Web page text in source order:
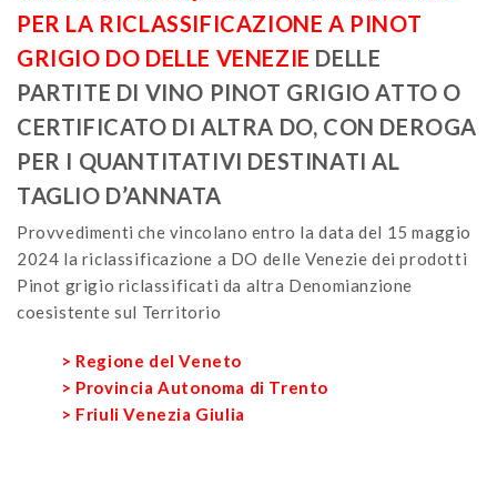
PER LA RICLASSIFICAZIONE A PINOT
GRIGIO DO DELLE VENEZIE DELLE
PARTITE DI VINO PINOT GRIGIO ATTO O
CERTIFICATO DI ALTRA DO, CON DEROGA
PER I QUANTITATIVI DESTINATI AL
TAGLIO D’ANNATA
Provvedimenti che vincolano entro la data del 15 maggio
2024 la riclassificazione a DO delle Venezie dei prodotti
Pinot grigio riclassificati da altra Denomianzione
coesistente sul Territorio
> Regione del Veneto
> Provincia Autonoma di Trento
> Friuli Venezia Giulia